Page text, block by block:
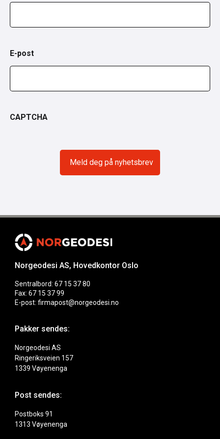
E-post
CAPTCHA
Norgeodesi AS, Hovedkontor Oslo
Sentralbord: 67 15 37 80
Fax: 67 15 37 99
E-post: firmapost@norgeodesi.no
Pakker sendes:
Norgeodesi AS
Ringeriksveien 157
1339 Vøyenenga
Post sendes:
Postboks 91
1313 Vøyenenga